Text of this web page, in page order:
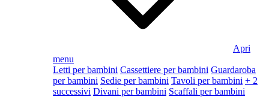
Apri
menu
Letti per bambini Cassettiere per bambini Guardaroba
per bambini Sedie per bambini Tavoli per bambini + 2
successivi Divani per bambini Scaffali per bambini